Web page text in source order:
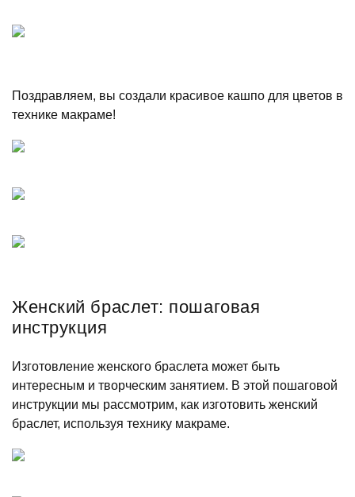
Поздравляем, вы создали красивое кашпо для цветов в
технике макраме!
Женский браслет: пошаговая
инструкция
Изготовление женского браслета может быть
интересным и творческим занятием. В этой пошаговой
инструкции мы рассмотрим, как изготовить женский
браслет, используя технику макраме.